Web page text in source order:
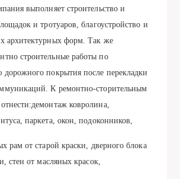
выполняет строительство и
и тротуаров, благоустройство и
архитектурных форм. Так же
строительные работы по
дорожного покрытия после перекладки
К ремонтно-сторительным
ковролина,
паркета, окон, подоконников,
рам от старой краски, дверного блока
стен от масляных красок,